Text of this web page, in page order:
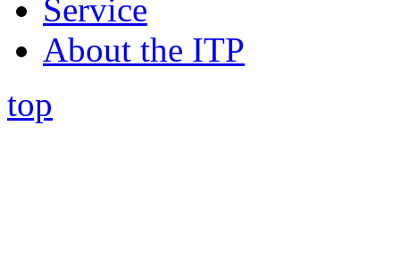
Service
About the ITP
top